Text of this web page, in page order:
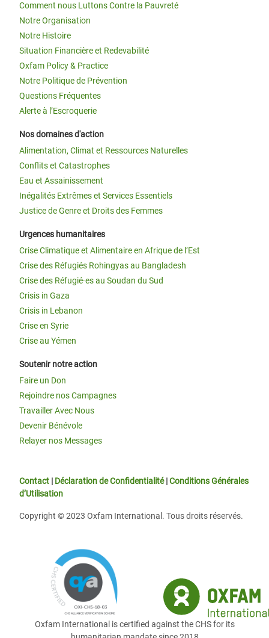
Comment nous Luttons Contre la Pauvreté
Notre Organisation
Notre Histoire
Situation Financière et Redevabilité
Oxfam Policy & Practice
Notre Politique de Prévention
Questions Fréquentes
Alerte à l’Escroquerie
Nos domaines d'action
Alimentation, Climat et Ressources Naturelles
Conflits et Catastrophes
Eau et Assainissement
Inégalités Extrêmes et Services Essentiels
Justice de Genre et Droits des Femmes
Urgences humanitaires
Crise Climatique et Alimentaire en Afrique de l’Est
Crise des Réfugiés Rohingyas au Bangladesh
Crise des Réfugié·es au Soudan du Sud
Crisis in Gaza
Crisis in Lebanon
Crise en Syrie
Crise au Yémen
Soutenir notre action
Faire un Don
Rejoindre nos Campagnes
Travailler Avec Nous
Devenir Bénévole
Relayer nos Messages
Contact | Déclaration de Confidentialité|Conditions Générales
d’Utilisation
Copyright © 2023 Oxfam International. Tous droits réservés.
Oxfam International is certified against the CHS for its